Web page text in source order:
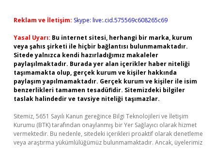
Reklam ve İletişim: Skype: live:.cid.575569c608265c69
Yasal Uyarı: Bu internet sitesi, herhangi bir marka, kurum
veya şahıs şirketi ile hiçbir bağlantısı bulunmamaktadır.
Sitede yalnızca kendi hazırladığımız makaleler
paylaşılmaktadır. Burada yer alan içerikler haber niteliği
taşımamakta olup, gerçek kurum ve kişiler hakkında
paylaşım yapılmamaktadır. Gerçek kurum ve kişiler ile isim
benzerlikleri tamamen tesadüfidir. Sitemizdeki bilgiler
taslak halindedir ve tavsiye niteliği taşımazlar.
Sitemiz, 5651 Sayılı Kanun gereğince Bilgi Teknolojileri ve İletişim
Kurumu (BTK) tarafından onaylanmış bir Yer Sağlayıcı olarak hizmet
vermektedir. Bu nedenle, sitedeki içerikleri proaktif olarak denetleme
veya araştırma yükümlülüğümüz bulunmamaktadır. Ancak, üyelerimiz